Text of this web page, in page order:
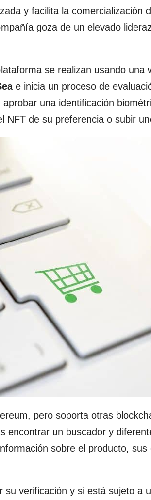
y facilita la comercialización
goza de un elevado
se realizan usando
e inicia un proceso de
una identificación
NFT de su preferencia o subir
pero soporta otras
encontrar un buscador y
sobre el producto,
su verificación y si está sujeto a